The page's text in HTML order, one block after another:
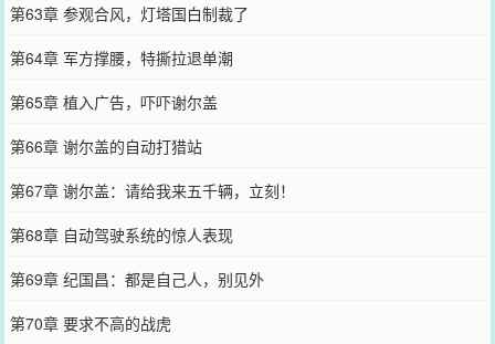
第63章 参观合风，灯塔国白制裁了
第64章 军方撑腰，特撕拉退单潮
第65章 植入广告，吓吓谢尔盖
第66章 谢尔盖的自动打猎站
第67章 谢尔盖：请给我来五千辆，立刻！
第68章 自动驾驶系统的惊人表现
第69章 纪国昌：都是自己人，别见外
第70章 要求不高的战虎